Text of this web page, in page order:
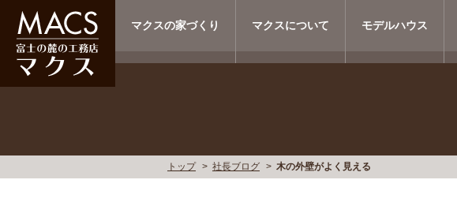
マクスの家づくり マクスについて モデルハウス
トップ 社長ブログ 木の外壁がよく見える